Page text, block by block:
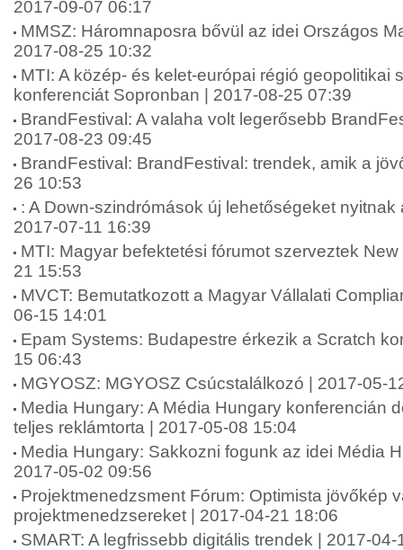
2017-09-07 06:17
MMSZ: Háromnaposra bővül az idei Országos
2017-08-25 10:32
MTI: A közép- és kelet-európai régió geopolitikai
konferenciát Sopronban | 2017-08-25 07:39
BrandFestival: A valaha volt legerősebb
2017-08-23 09:45
BrandFestival: BrandFestival: trendek, amik a
26 10:53
: A Down-szindrómások új lehetőségeket nyitnak
2017-07-11 16:39
MTI: Magyar befektetési fórumot szerveztek
21 15:53
MVCT: Bemutatkozott a Magyar Vállalati
06-15 14:01
Epam Systems: Budapestre érkezik a Scratch
15 06:43
MGYOSZ: MGYOSZ Csúcstalálkozó | 2017-05-
Media Hungary: A Média Hungary konferencián
teljes reklámtorta | 2017-05-08 15:04
Media Hungary: Sakkozni fogunk az idei Média
2017-05-02 09:56
Projektmenedzsment Fórum: Optimista jövőkép
projektmenedzsereket | 2017-04-21 18:06
SMART: A legfrissebb digitális trendek | 2017-04-